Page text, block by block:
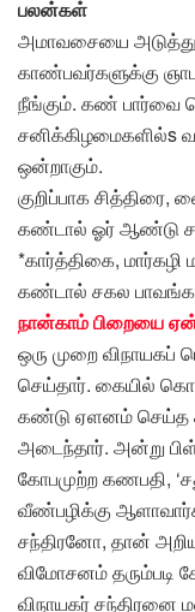
பலன்கள்
அமாவசையை அடுத்து
காண்பவர்களுக்கு
நீங்கும். கண் பார்வை
சனிக்கிழமைகளில்s
ஒன்றாகும்.
குறிப்பாக
கண்டால் ஓர் ஆண்டு
*கார்த்திகை,
கண்டால் சகல
நான்காம் பிறையை ஏன்
ஒரு முறை விநாயகப்
செய்தார். கையில்
கண்டு ஏளனம் செய்த
அடைந்தார். அன்று
கோபமுற்ற கணபதி,
வீண்பழிக்கு
சந்திரனோ, தான்
விமோசனம்
விநாயகர் சந்திரனை